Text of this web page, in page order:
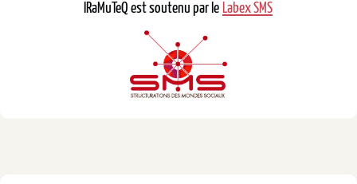
IRaMuTeQ est soutenu par le Labex SMS